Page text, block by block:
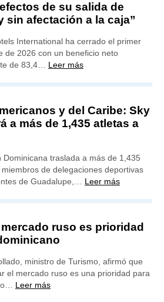
de su salida de
sin afectación a la caja”
International ha cerrado el primer
de 2026 con un beneficio neto
de 83,4… Leer más
y del Caribe: Sky
a más de 1,435 atletas a
Dominicana traslada a más de 1,435
de delegaciones deportivas
de Guadalupe,… Leer más
ruso es prioridad
ministro de Turismo, afirmó que
el mercado ruso es una prioridad para
Leer más